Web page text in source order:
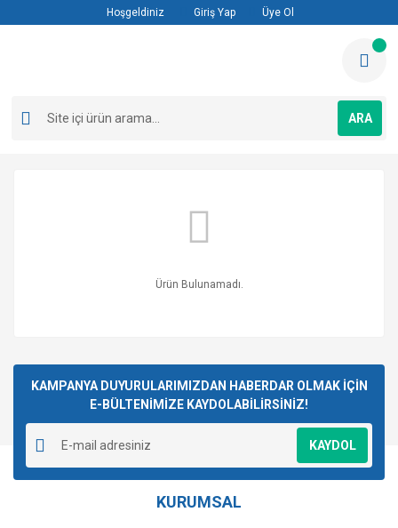
Hoşgeldiniz Giriş Yap Üye Ol
ARA
Ürün Bulunamadı.
KAMPANYA DUYURULARIMIZDAN HABERDAR OLMAK İÇİN
E-BÜLTENİMİZE KAYDOLABİLİRSİNİZ!
KAYDOL
KURUMSAL